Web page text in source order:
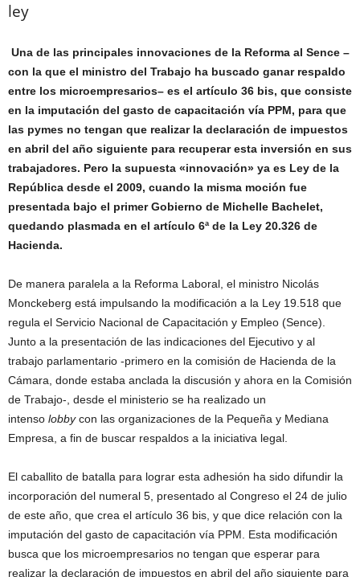
ley
Una de las principales innovaciones de la Reforma al Sence –
con la que el ministro del Trabajo ha buscado ganar respaldo
entre los microempresarios– es el artículo 36 bis, que consiste
en la imputación del gasto de capacitación vía PPM, para que
las pymes no tengan que realizar la declaración de impuestos
en abril del año siguiente para recuperar esta inversión en sus
trabajadores. Pero la supuesta «innovación» ya es Ley de la
República desde el 2009, cuando la misma moción fue
presentada bajo el primer Gobierno de Michelle Bachelet,
quedando plasmada en el artículo 6ª de la Ley 20.326 de
Hacienda.
De manera paralela a la Reforma Laboral, el ministro Nicolás
Monckeberg está impulsando la modificación a la Ley 19.518 que
regula el Servicio Nacional de Capacitación y Empleo (Sence).
Junto a la presentación de las indicaciones del Ejecutivo y al
trabajo parlamentario -primero en la comisión de Hacienda de la
Cámara, donde estaba anclada la discusión y ahora en la Comisión
de Trabajo-, desde el ministerio se ha realizado un
intenso lobbycon las organizaciones de la Pequeña y Mediana
Empresa, a fin de buscar respaldos a la iniciativa legal.
El caballito de batalla para lograr esta adhesión ha sido difundir la
incorporación del numeral 5, presentado al Congreso el 24 de julio
de este año, que crea el artículo 36 bis, y que dice relación con la
imputación del gasto de capacitación vía PPM. Esta modificación
busca que los microempresarios no tengan que esperar para
realizar la declaración de impuestos en abril del año siguiente para